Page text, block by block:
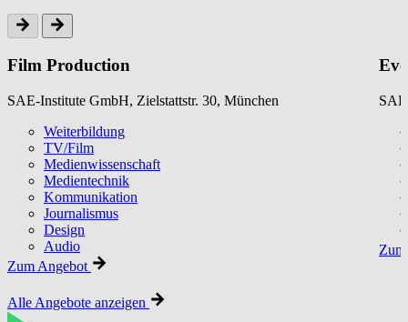
Film Production
SAE-Institute GmbH, Zielstattstr. 30, München
Weiterbildung
TV/Film
Medienwissenschaft
Medientechnik
Kommunikation
Journalismus
Design
Audio
Zum Angebot
Alle Angebote anzeigen